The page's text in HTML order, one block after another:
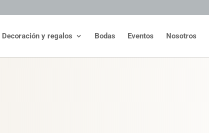
Decoración y regalos Bodas Eventos Nosotros